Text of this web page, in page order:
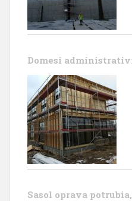
Domesi
Sasol oprava